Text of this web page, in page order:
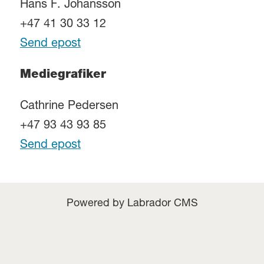
Hans F. Johansson
+47 41 30 33 12
Send epost
Mediegrafiker
Cathrine Pedersen
+47 93 43 93 85
Send epost
Powered by Labrador CMS